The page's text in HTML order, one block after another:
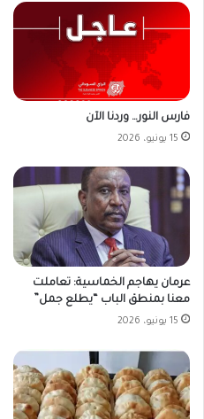
فارس النور… وردنا الآن
15 يونيو، 2026
عرمان يهاجم الخماسية: تعاملت
معنا بمنطق الباب “يطلع جمل”
15 يونيو، 2026